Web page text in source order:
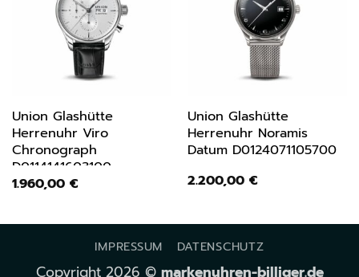
Union Glashütte
Herrenuhr Viro
Chronograph
D0114141603100
1.960,00 €
Union Glashütte
Herrenuhr Noramis
Datum D0124071105700
2.200,00 €
IMPRESSUM DATENSCHUTZ
Copyright 2026 © markenuhren-billiger.de